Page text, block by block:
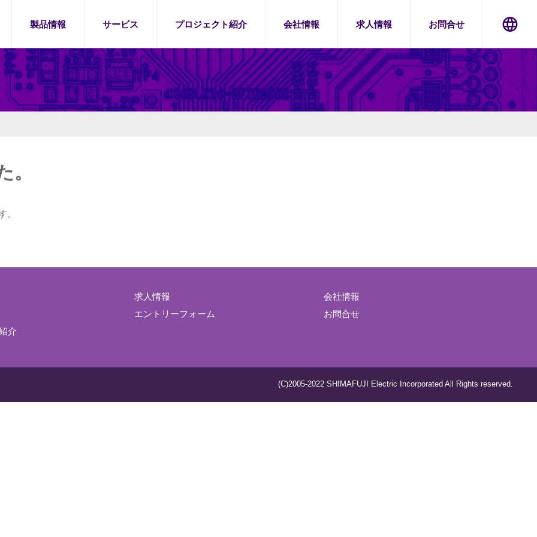
製品情報 サービス プロジェクト紹介 会社情報 求人情報 お問合せ
。
。
介
求人情報
エントリーフォーム
会社情報
お問合せ
(C)2005-2022 SHIMAFUJI Electric Incorporated All Rights reserved.